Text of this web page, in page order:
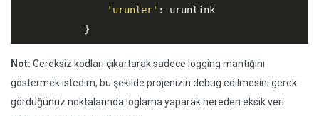
'urunler' : urunlink
Not: Gereksiz kodları çıkartarak sadece logging mantığını
göstermek istedim, bu şekilde projenizin debug edilmesini gerek
gördüğünüz noktalarında loglama yaparak nereden eksik veri